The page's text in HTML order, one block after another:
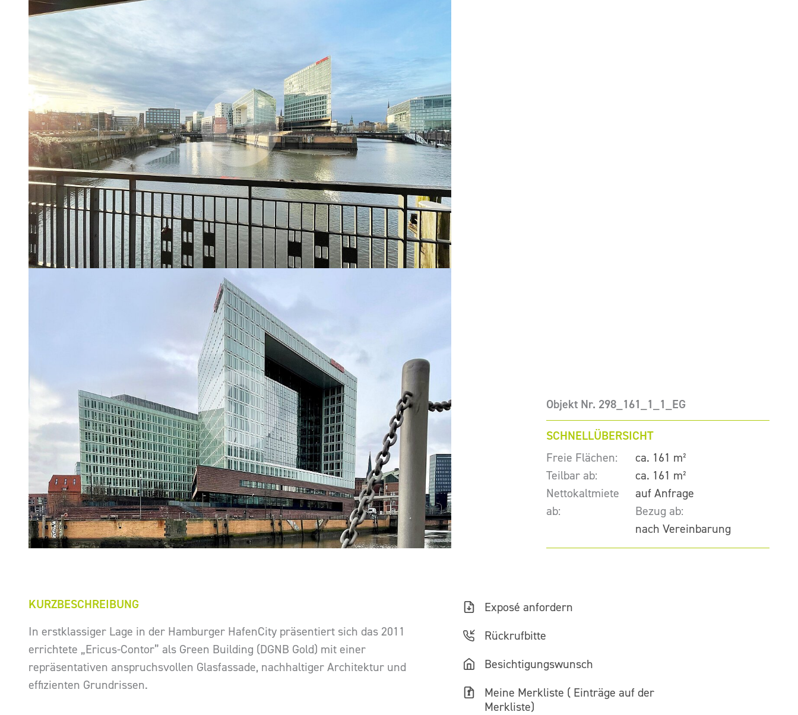
Objekt Nr. 298_161_1_1_EG
SCHNELLÜBERSICHT
Freie Flächen:
ca. 161 m²
Teilbar ab:
ca. 161 m²
Nettokaltmiete
ab:
auf Anfrage
Bezug ab:
nach Vereinbarung
KURZBESCHREIBUNG
In erstklassiger Lage in der Hamburger HafenCity präsentiert sich das 2011
errichtete „Ericus-Contor” als Green Building (DGNB Gold) mit einer
repräsentativen anspruchsvollen Glasfassade, nachhaltiger Architektur und
effizienten Grundrissen.
Exposé anfordern
Rückrufbitte
Besichtigungswunsch
Meine Merkliste (Einträge auf der
Merkliste)